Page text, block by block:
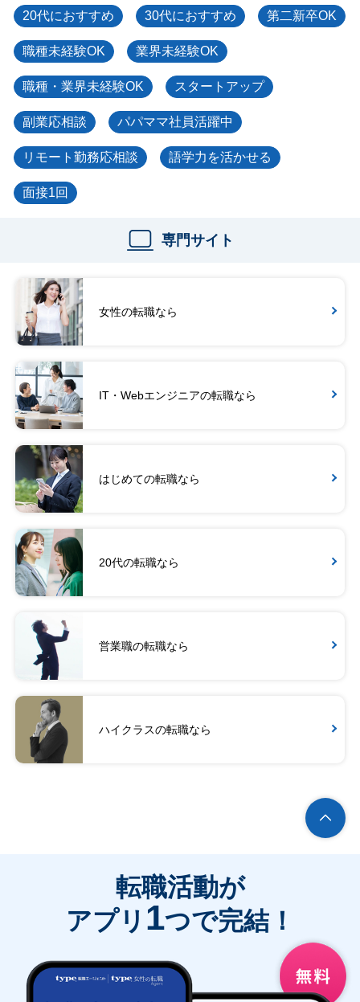
20代におすすめ 30代におすすめ 第二新卒OK
職種未経験OK 業界未経験OK
職種・業界未経験OK スタートアップ
副業応相談 パパママ社員活躍中
リモート勤務応相談 語学力を活かせる
面接1回
専門サイト
女性の転職なら
IT・Webエンジニアの転職なら
はじめての転職なら
20代の転職なら
営業職の転職なら
ハイクラスの転職なら
転職活動が
アプリ 1つで完結！